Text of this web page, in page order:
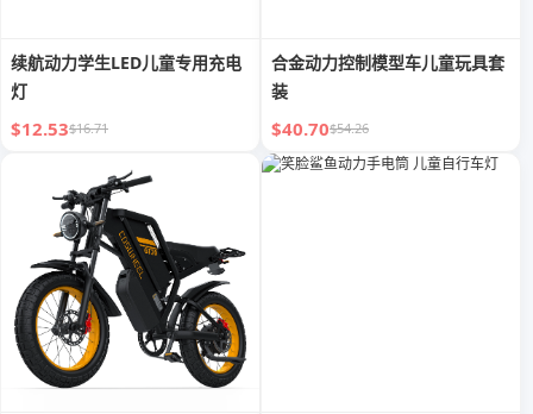
续航动力学生LED儿童专用充电
灯
$12.53$16.71
合金动力控制模型车儿童玩具套
装
$40.70$54.26